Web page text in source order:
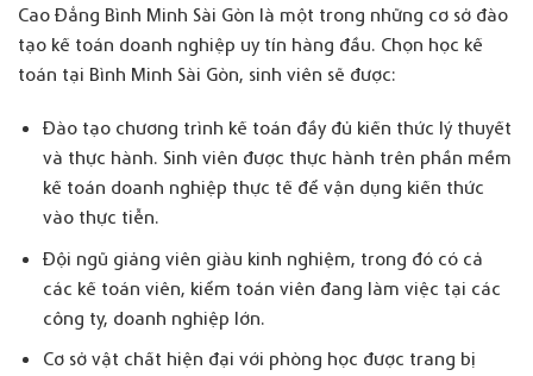
Cao Đẳng Bình Minh Sài Gòn là một trong những cơ sở đào
tạo kế toán doanh nghiệp uy tín hàng đầu. Chọn học kế
toán tại Bình Minh Sài Gòn, sinh viên sẽ được:
Đào tạo chương trình kế toán đầy đủ kiến thức lý thuyết
và thực hành. Sinh viên được thực hành trên phần mềm
kế toán doanh nghiệp thực tế để vận dụng kiến thức
vào thực tiễn.
Đội ngũ giảng viên giàu kinh nghiệm, trong đó có cả
các kế toán viên, kiểm toán viên đang làm việc tại các
công ty, doanh nghiệp lớn.
Cơ sở vật chất hiện đại với phòng học được trang bị